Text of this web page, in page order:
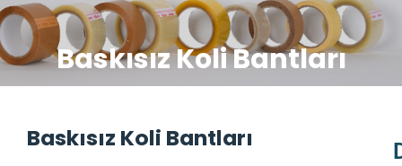
Baskısız Koli Bantları
Baskısız Koli Bantları